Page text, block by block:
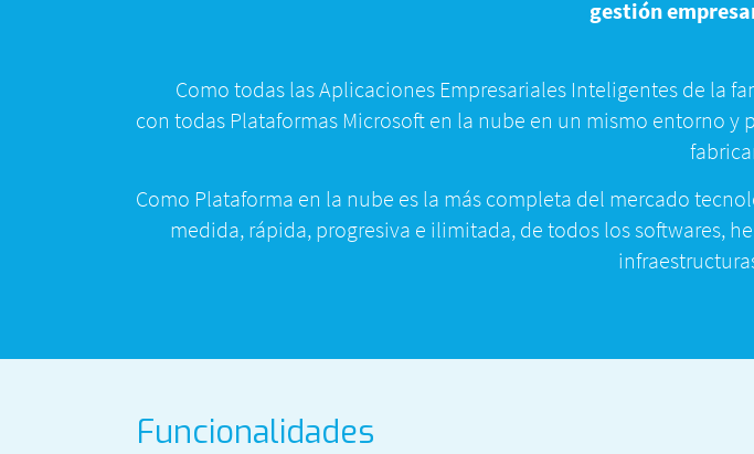
gestión
Como todas las Aplicaciones Empresariales Inteligentes de la
con todas Plataformas Microsoft en la nube en un mismo entorno
Como Plataforma en la nube es la más completa del mercado
medida, rápida, progresiva e ilimitada, de todos los softwares,
Funcionalidades